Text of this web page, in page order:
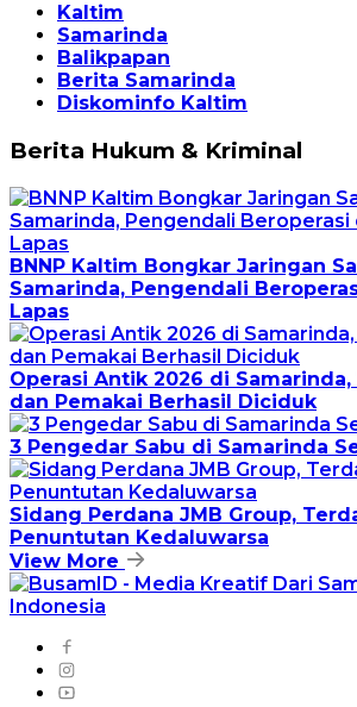
Kaltim
Samarinda
Balikpapan
Berita Samarinda
Diskominfo Kaltim
Berita Hukum & Kriminal
BNNP Kaltim Bongkar Jaringan
Samarinda, Pengendali
Lapas
Operasi Antik 2026 di
dan Pemakai Berhasil Diciduk
3 Pengedar Sabu di Samarinda
Sidang Perdana JMB Group,
Penuntutan Kedaluwarsa
View More